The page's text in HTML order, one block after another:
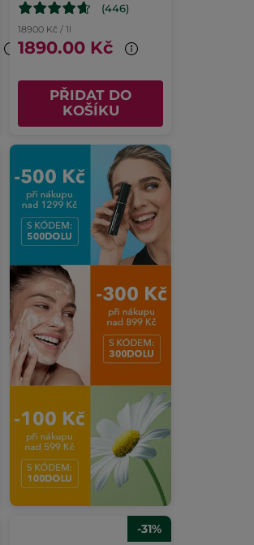
(446)
18900 Kč / 1l
1890.00 Kč
PŘIDAT DO
KOŠÍKU
-31%